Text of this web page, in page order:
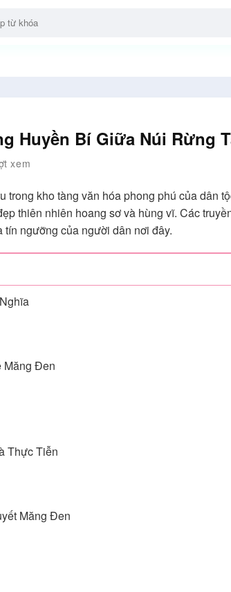
Huyền Bí Giữa Núi Rừng
xem
kho tàng văn hóa phong phú của dân
thiên nhiên hoang sơ và hùng vĩ. Các
ngưỡng của người dân nơi đây.
Măng Đen
Thực Tiễn
Măng Đen